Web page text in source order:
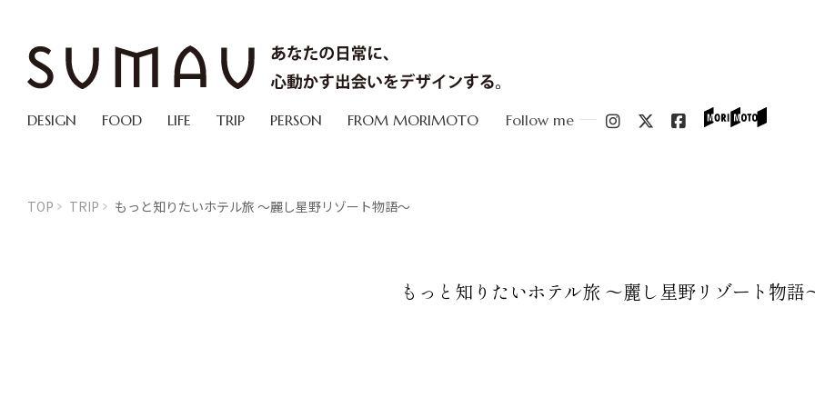
DESIGN FOOD LIFE TRIP PERSON FROM MORIMOTO Follow me
TOP TRIP もっと知りたいホテル旅 ～麗し星野リゾート物語～
もっと知りたいホテル旅 ～麗し星野リゾート物語